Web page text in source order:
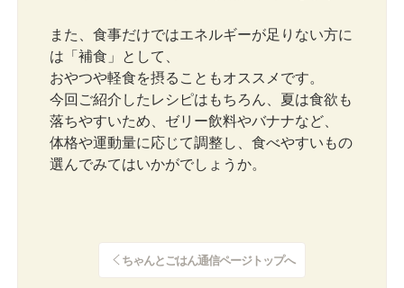
また、食事だけではエネルギーが足りない方に
は「補食」として、
おやつや軽食を摂ることもオススメです。
今回ご紹介したレシピはもちろん、夏は食欲も
落ちやすいため、ゼリー飲料やバナナなど、
体格や運動量に応じて調整し、食べやすいもの
選んでみてはいかがでしょうか。
ちゃんとごはん通信ページトップへ